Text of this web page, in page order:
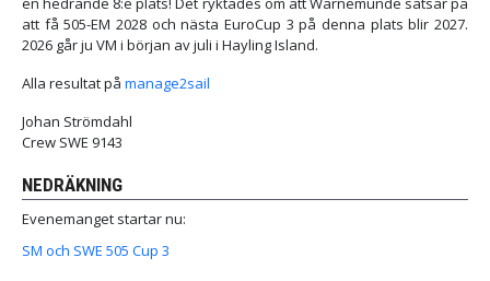
att få 505-EM 2028 och nästa EuroCup 3 på denna plats blir 2027.
2026 går ju VM i början av juli i Hayling Island.
Alla resultat på manage2sail
Johan Strömdahl
Crew SWE 9143
NEDRÄKNING
Evenemanget startar nu:
SM och SWE 505 Cup 3